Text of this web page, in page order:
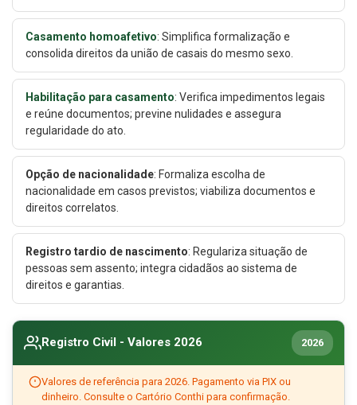
Casamento homoafetivo: Simplifica formalização e
consolida direitos da união de casais do mesmo sexo.
Habilitação para casamento: Verifica impedimentos legais
e reúne documentos; previne nulidades e assegura
regularidade do ato.
Opção de nacionalidade: Formaliza escolha de
nacionalidade em casos previstos; viabiliza documentos e
direitos correlatos.
Registro tardio de nascimento: Regulariza situação de
pessoas sem assento; integra cidadãos ao sistema de
direitos e garantias.
Registro Civil - Valores 2026 2026
Valores de referência para 2026. Pagamento via PIX ou
dinheiro. Consulte o Cartório Conthi para confirmação.